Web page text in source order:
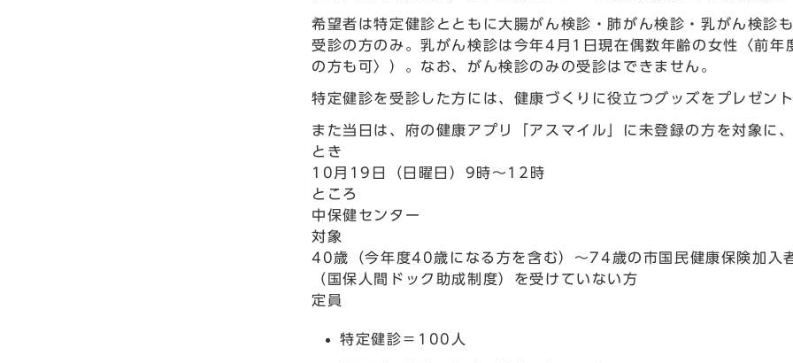
希望者は特定健診とともに大腸がん検診・肺がん検診・乳がん検診
受診の方のみ。乳がん検診は今年4月1日現在偶数年齢の女性〈前
の方も可〉）。なお、がん検診のみの受診はできません。
特定健診を受診した方には、健康づくりに役立つグッズをプレゼント
また当日は、府の健康アプリ「アスマイル」に未登録の方を対象に
とき
10月19日（日曜日）9時～12時
ところ
中保健センター
対象
40歳（今年度40歳になる方を含む）～74歳の市国民健康保険加入
（国保人間ドック助成制度）を受けていない方
定員
特定健診＝100人